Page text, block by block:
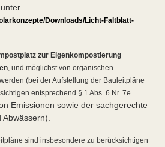
Downloads/Licht-Faltblatt-
zur Eigenkompostierung
, und möglichst von organischen
(bei der Aufstellung der Bauleitpläne
entsprechend § 1 Abs. 6 Nr. 7e
Emissionen sowie der sachgerechte
sind insbesondere zu berücksichtigen